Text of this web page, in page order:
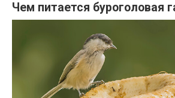
Чем питается буроголовая